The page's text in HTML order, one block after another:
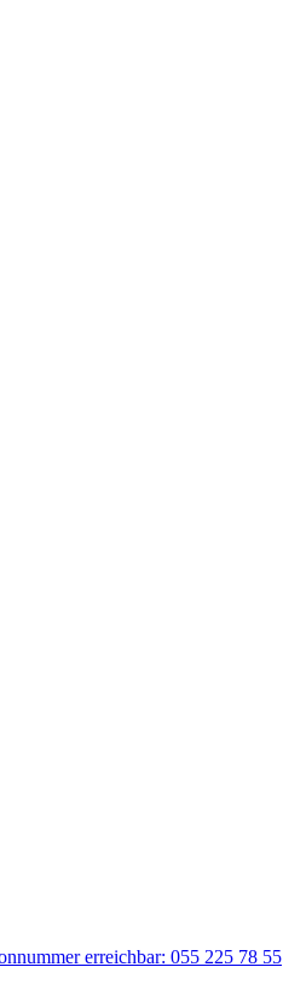
erreichbar: 055 225 78 55